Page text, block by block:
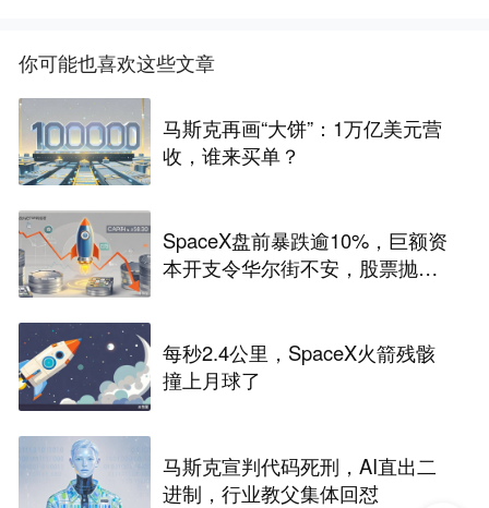
你可能也喜欢这些文章
马斯克再画“大饼”：1万亿美元营
收，谁来买单？
SpaceX盘前暴跌逾10%，巨额资
本开支令华尔街不安，股票抛
每秒2.4公里，SpaceX火箭残骸
撞上月球了
马斯克宣判代码死刑，AI直出二
进制，行业教父集体回怼